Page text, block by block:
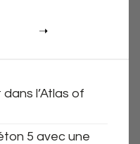
l’Atlas of
5 avec une